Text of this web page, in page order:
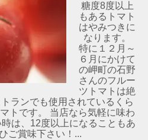
糖度8度以上
もあるトマト
はやみつきに
なります。
特に１２月～
６月にかけて
の岬町の石野
さんのフルー
ツトマトは絶
ランでも使用されているくら
トです。 当店なら気軽に味わ
は、12度以上になることもあ
ご賞味下さい！...